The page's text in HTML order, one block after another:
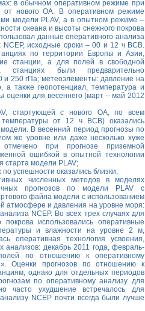
в обычном оперативном режиме при
нового ОА. В оперативном режиме
модели PLAV, а в опытном режиме –
океана и высоты снежного покрова
данные оперативного анализа
исходные сроки – 00 и 12 ч ВСВ.
по территории Европы и Азии,
станции, а для полей в свободной
были предварительно
и 250 гПа; метеоэлементы: давление на
а также геопотенциал, температура и
оценки для весеннего (март – май 2012
стартующей с нового ОА, по всем
от 12 ч ВСВ) оказались
В весенний период прогнозы по
же уровне или даже несколько хуже
отмечено при прогнозе приземной
ошибкой в опытной технологии
старта модели PLAV;
успешности оказались близки;
численных методов в моделях
прогнозов по модели PLAV с
файла модели с использованием
атмосфере и давления на уровне моря:
NCEP. Во всех трех случаях для
использовались оперативные
и влажности на уровне 2 м,
оперативная технология усвоения,
декабрь 2011 года, февраль-
по отношению к оперативному
Оценки прогнозов по отношению к
однако для отдельных периодов
по оперативному анализу для
часто ухудшение встречалось для
NCEP почти всегда были лучше